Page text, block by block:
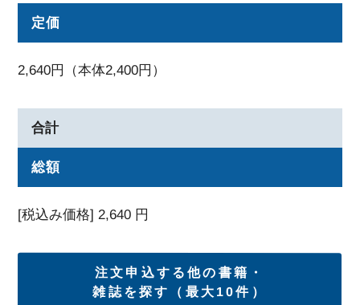
定価
2,640円（本体2,400円）
合計
総額
[税込み価格]2,640 円
注文申込する他の書籍・
雑誌を探す（最大10件）